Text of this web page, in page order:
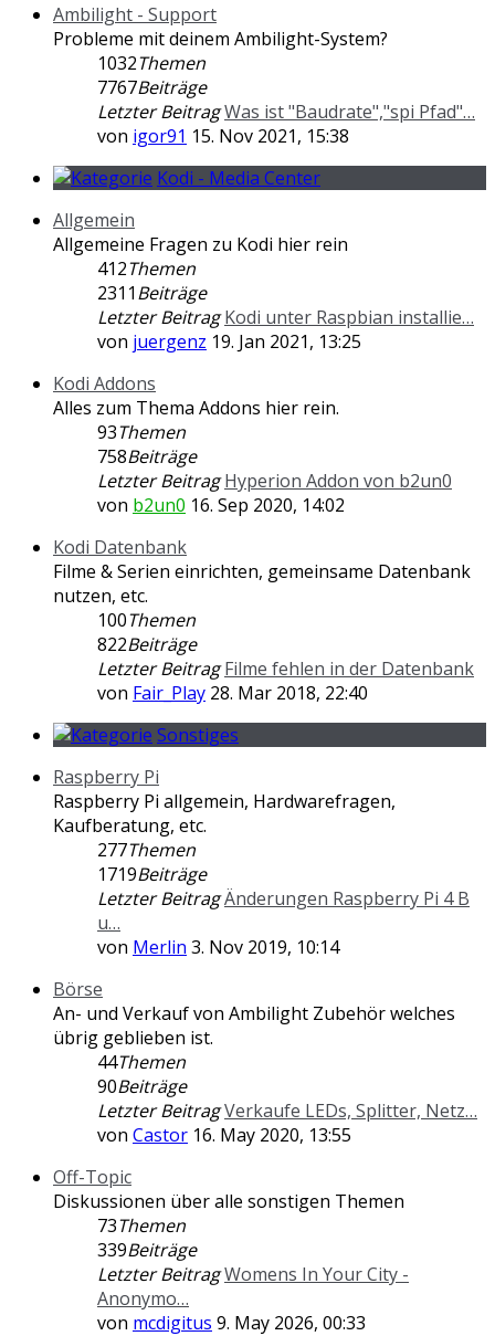
Ambilight - Support
Probleme mit deinem Ambilight-System?
1032Themen
7767Beiträge
Letzter BeitragWas ist "Baudrate","spi Pfad"…
von igor91 15. Nov 2021, 15:38
Kodi - Media Center
Allgemein
Allgemeine Fragen zu Kodi hier rein
412Themen
2311Beiträge
Letzter Beitrag Kodi unter Raspbian installie…
von juergenz 19. Jan 2021, 13:25
Kodi Addons
Alles zum Thema Addons hier rein.
93Themen
758Beiträge
Letzter Beitrag Hyperion Addon von b2un0
von b2un0 16. Sep 2020, 14:02
Kodi Datenbank
Filme & Serien einrichten, gemeinsame Datenbank
nutzen, etc.
100Themen
822Beiträge
Letzter Beitrag Filme fehlen in der Datenbank
von Fair_Play 28. Mar 2018, 22:40
Sonstiges
Raspberry Pi
Raspberry Pi allgemein, Hardwarefragen,
Kaufberatung, etc.
277Themen
1719Beiträge
Letzter BeitragÄnderungen Raspberry Pi 4 B
u…
von Merlin 3. Nov 2019, 10:14
Börse
An- und Verkauf von Ambilight Zubehör welches
übrig geblieben ist.
44Themen
90Beiträge
Letzter BeitragVerkaufe LEDs, Splitter, Netz…
von Castor 16. May 2020, 13:55
Off-Topic
Diskussionen über alle sonstigen Themen
73Themen
339Beiträge
Letzter BeitragWomens In Your City -
Anonymo…
von mcdigitus 9. May 2026, 00:33